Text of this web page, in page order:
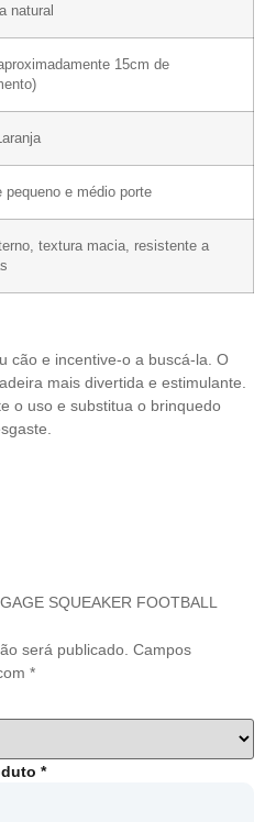
natural
15cm de
pequeno e médio porte
textura macia, resistente a
cão e incentive-o a buscá-la. O
mais divertida e estimulante.
o uso e substitua o brinquedo
SQUEAKER FOOTBALL
será publicado. Campos
*
*